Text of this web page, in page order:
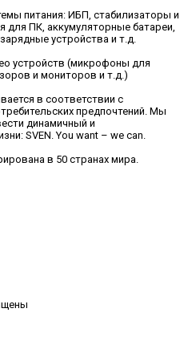
питания: ИБП, стабилизаторы и
для ПК, аккумуляторные батареи,
устройства и т.д.
устройств (микрофоны для
и мониторов и т.д.)
в соответствии с
предпочтений. Мы
динамичный и
SVEN. You want – we can.
в 50 странах мира.